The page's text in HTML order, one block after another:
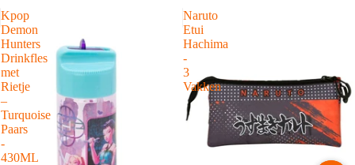
Kpop
Demon
Hunters
Drinkfles
met
Rietje
–
Turquoise
Paars
-
430ML
Naruto
Etui
Hachima
-
3
Vakken